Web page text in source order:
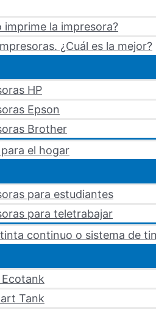
imprime la impresora?
¿Cuál es la mejor?
HP
Epson
Brother
el hogar
para estudiantes
para teletrabajar
continuo o sistema de
Tank